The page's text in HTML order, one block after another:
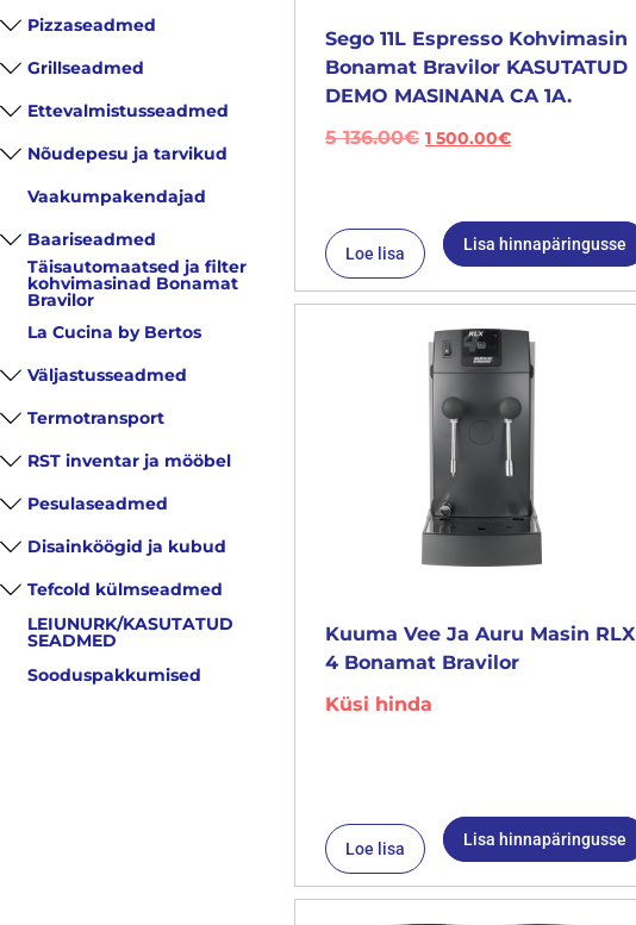
Pizzaseadmed
Grillseadmed
Ettevalmistusseadmed
Nõudepesu ja tarvikud
Vaakumpakendajad
Baariseadmed
Täisautomaatsed ja filter
kohvimasinad Bonamat
Bravilor
La Cucina by Bertos
Väljastusseadmed
Termotransport
RST inventar ja mööbel
Pesulaseadmed
Disainköögid ja kubud
Tefcold külmseadmed
LEIUNURK/KASUTATUD
SEADMED
Sooduspakkumised
Sego 11L Espresso Kohvimasin
Bonamat Bravilor KASUTATUD
DEMO MASINANA CA 1A.
5 136.00€ 1 500.00€
Loe lisa Lisa hinnapäringusse
Kuuma Vee Ja Auru Masin RLX
4 Bonamat Bravilor
Küsi hinda
Loe lisa Lisa hinnapäringusse